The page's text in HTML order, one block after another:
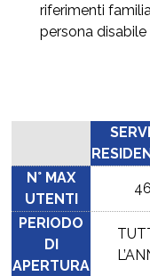
riferimenti
persona
N° MAX
UTENTI
46
PERIODO
DI
APERTURA